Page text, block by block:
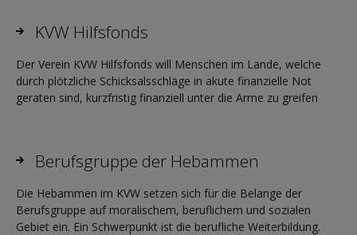
KVW Hilfsfonds
Der Verein KVW Hilfsfonds will Menschen im Lande, welche
durch plötzliche Schicksalsschläge in akute finanzielle Not
geraten sind, kurzfristig finanziell unter die Arme zu greifen
Berufsgruppe der Hebammen
Die Hebammen im KVW setzen sich für die Belange der
Berufsgruppe auf moralischem, beruflichem und sozialen
Gebiet ein. Ein Schwerpunkt ist die berufliche Weiterbildung.